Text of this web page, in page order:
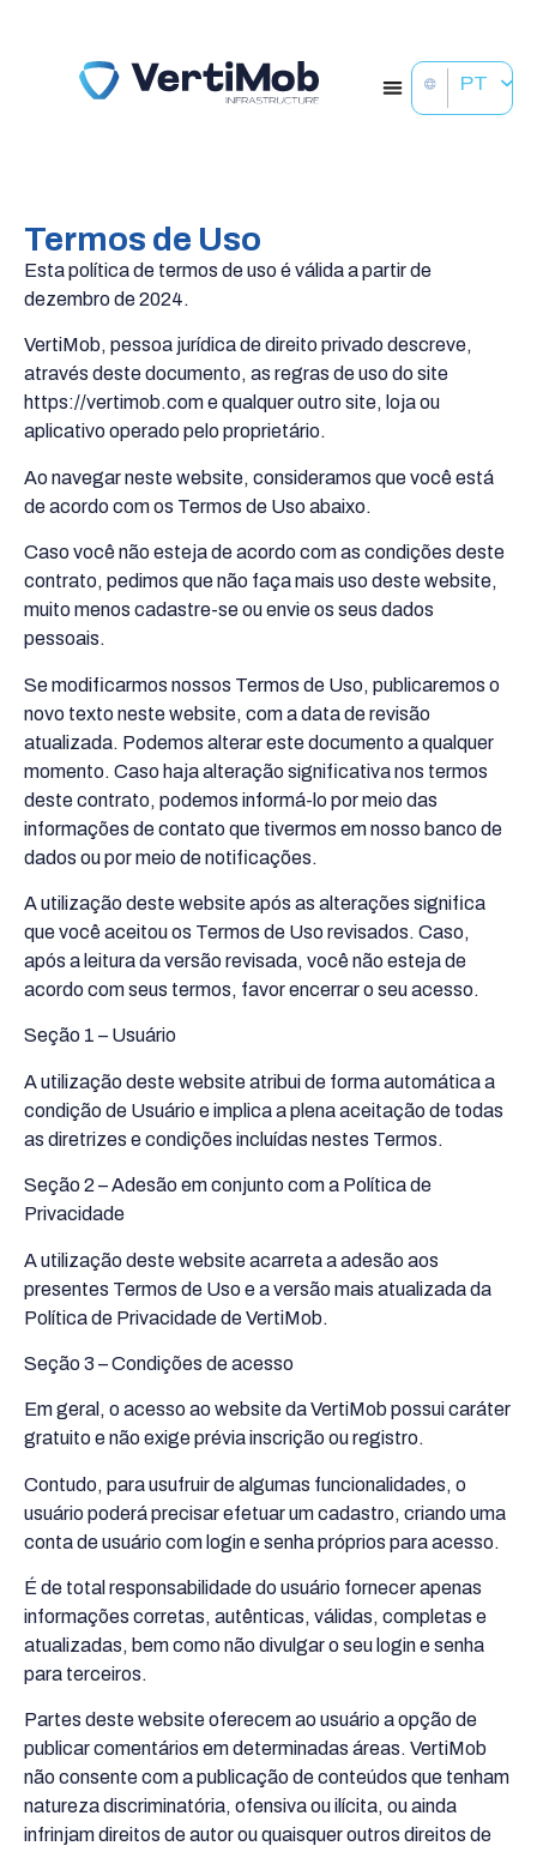
PT
Termos de Uso
Esta política de termos de uso é válida a partir de
dezembro de 2024.
VertiMob, pessoa jurídica de direito privado descreve,
através deste documento, as regras de uso do site
https://vertimob.com e qualquer outro site, loja ou
aplicativo operado pelo proprietário.
Ao navegar neste website, consideramos que você está
de acordo com os Termos de Uso abaixo.
Caso você não esteja de acordo com as condições deste
contrato, pedimos que não faça mais uso deste website,
muito menos cadastre-se ou envie os seus dados
pessoais.
Se modificarmos nossos Termos de Uso, publicaremos o
novo texto neste website, com a data de revisão
atualizada. Podemos alterar este documento a qualquer
momento. Caso haja alteração significativa nos termos
deste contrato, podemos informá-lo por meio das
informações de contato que tivermos em nosso banco de
dados ou por meio de notificações.
A utilização deste website após as alterações significa
que você aceitou os Termos de Uso revisados. Caso,
após a leitura da versão revisada, você não esteja de
acordo com seus termos, favor encerrar o seu acesso.
Seção 1 – Usuário
A utilização deste website atribui de forma automática a
condição de Usuário e implica a plena aceitação de todas
as diretrizes e condições incluídas nestes Termos.
Seção 2 – Adesão em conjunto com a Política de
Privacidade
A utilização deste website acarreta a adesão aos
presentes Termos de Uso e a versão mais atualizada da
Política de Privacidade de VertiMob.
Seção 3 – Condições de acesso
Em geral, o acesso ao website da VertiMob possui caráter
gratuito e não exige prévia inscrição ou registro.
Contudo, para usufruir de algumas funcionalidades, o
usuário poderá precisar efetuar um cadastro, criando uma
conta de usuário com login e senha próprios para acesso.
É de total responsabilidade do usuário fornecer apenas
informações corretas, autênticas, válidas, completas e
atualizadas, bem como não divulgar o seu login e senha
para terceiros.
Partes deste website oferecem ao usuário a opção de
publicar comentários em determinadas áreas. VertiMob
não consente com a publicação de conteúdos que tenham
natureza discriminatória, ofensiva ou ilícita, ou ainda
infrinjam direitos de autor ou quaisquer outros direitos de